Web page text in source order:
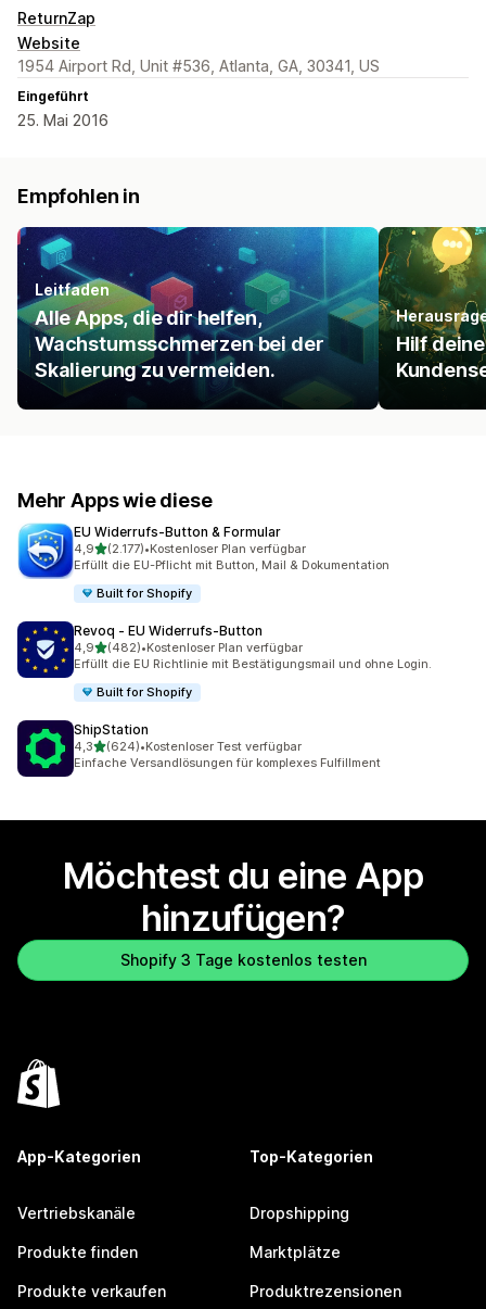
ReturnZap
Website
1954 Airport Rd, Unit #536, Atlanta, GA, 30341, US
Eingeführt
25. Mai 2016
Empfohlen in
Leitfaden
Alle Apps, die dir helfen,
Wachstumsschmerzen bei der
Skalierung zu vermeiden.
Hilf
Mehr Apps wie diese
EU Widerrufs‑Button & Formular
4,9von 5 Sternen
(2.177)
2177 Rezensionen insgesamt
•Kostenloser Plan verfügbar
Erfüllt die EU-Pflicht mit Button, Mail & Dokumentation
Built for Shopify
Revoq ‑ EU Widerrufs‑Button
4,9von 5 Sternen
(482)
482 Rezensionen insgesamt
•Kostenloser Plan verfügbar
Erfüllt die EU Richtlinie mit Bestätigungsmail und ohne Login.
Built for Shopify
ShipStation
4,3von 5 Sternen
(624)
624 Rezensionen insgesamt
•Kostenloser Test verfügbar
Einfache Versandlösungen für komplexes Fulfillment
Möchtest du eine App
hinzufügen?
Shopify 3 Tage kostenlos testen
App-Kategorien
Vertriebskanäle
Produkte finden
Produkte verkaufen
Top-Kategorien
Dropshipping
Marktplätze
Produktrezensionen